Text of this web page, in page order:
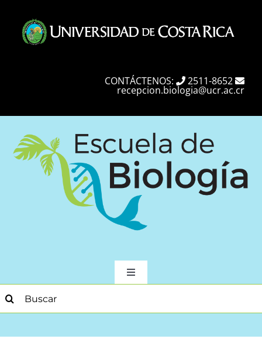
content
CONTÁCTENOS: 2511-8652
recepcion.biologia@ucr.ac.cr
Toggle
Sobre la Escuela